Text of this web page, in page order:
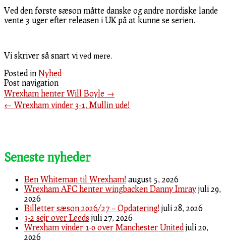
Ved den første sæson måtte danske og andre nordiske lande
vente 3 uger efter releasen i UK på at kunne se serien.
Vi skriver så snart vived mere.
Posted in Nyhed
Post navigation
Wrexham henter Will Boyle →
← Wrexham vinder 3-1, Mullin ude!
Seneste nyheder
Ben Whiteman til Wrexham! august 5, 2026
Wrexham AFC henter wingbacken Danny Imray juli 29,
2026
Billetter sæson 2026/27 – Opdatering! juli 28, 2026
3-2 sejr over Leeds juli 27, 2026
Wrexham vinder 1-0 over Manchester United juli 20,
2026